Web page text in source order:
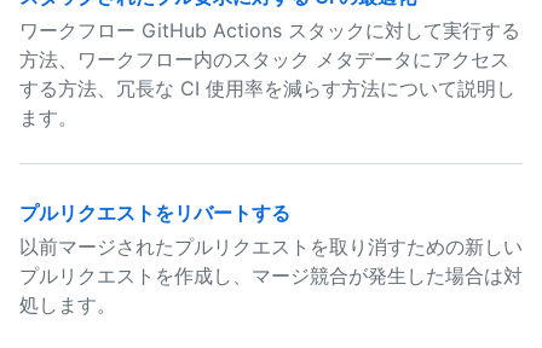
ワークフロー GitHub Actions スタックに対して実行する
方法、ワークフロー内のスタック メタデータにアクセス
する方法、冗長な CI 使用率を減らす方法について説明し
ます。
プルリクエストをリバートする
以前マージされたプルリクエストを取り消すための新しい
プルリクエストを作成し、マージ競合が発生した場合は対
処します。